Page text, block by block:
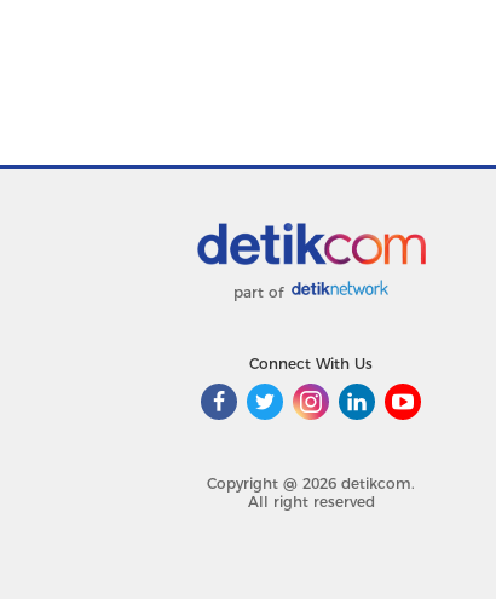
part of
Connect With Us
Copyright @ 2026 detikcom.
All right reserved